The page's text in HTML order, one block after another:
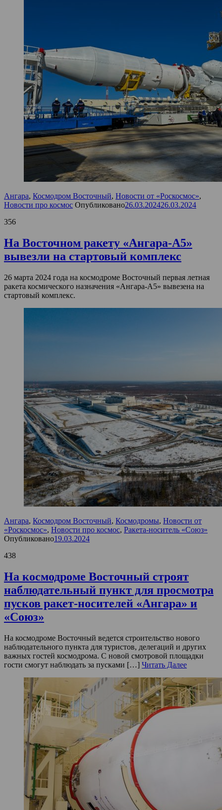
Ангара, Космодром Восточный, Новости от «Роскосмос»,
Новости про космос Опубликовано26.03.202426.03.2024
356
На Восточном ракету «Ангара-А5»
вывезли на стартовый комплекс
26 марта 2024 года на космодроме Восточный первая летная
ракета космического назначения «Ангара-А5» вывезена на
стартовый комплекс.
Ангара, Космодром Восточный, Космодромы, Новости от
«Роскосмос», Новости про космос, Ракета-носитель «Союз»
Опубликовано19.03.2024
438
На космодроме Восточный строят
наблюдательный пункт для просмотра
пусков ракет-носителей «Ангара» и
«Союз»
На космодроме Восточный ведется строительство нового
наблюдательного пункта для туристов, делегаций и других
важных гостей космодрома. С новой смотровой площадки
гости смогут наблюдать за пусками […] Читать Далее